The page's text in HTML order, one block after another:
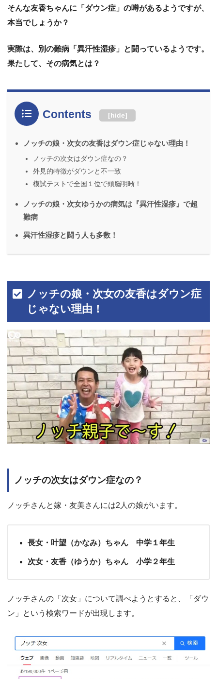
そんな友香ちゃんに「ダウン症」の噂があるようですが、
本当でしょうか？
実際は、別の難病「異汗性湿疹」と闘っているようです。
果たして、その病気とは？
Contents [hide]
ノッチの娘・次女の友香はダウン症じゃない理由！
ノッチの次女はダウン症なの？
外見的特徴がダウンと不一致
模試テストで全国１位で頭脳明晰！
ノッチの娘・次女ゆうかの病気は『異汗性湿疹』で超
難病
異汗性湿疹と闘う人も多数！
ノッチの娘・次女の友香はダウン症
じゃない理由！
ノッチの次女はダウン症なの？
ノッチさんと嫁・友美さんには2人の娘がいます。
長女・叶望（かなみ）ちゃん 中学１年生
次女・友香（ゆうか）ちゃん 小学２年生
ノッチさんの「次女」について調べようとすると、「ダウ
ン」という検索ワードが出現します。